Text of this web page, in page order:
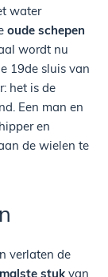
water
oude schepen
wordt nu
19de sluis van
het is de
Een man en
en
de wielen te
verlaten de
stuk van